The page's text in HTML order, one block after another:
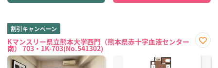
割引キャンペーン
Kマンスリー県立熊本大学西門（熊本県赤十字血液センター
南） 703・1K-703(No.541302)
に入